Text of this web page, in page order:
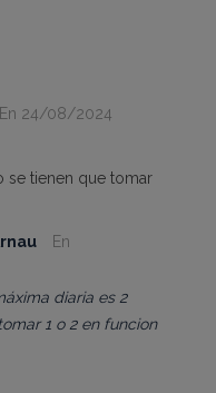
En 24/08/2024
se tienen que tomar
En
diaria es 2
1 o 2 en funcion